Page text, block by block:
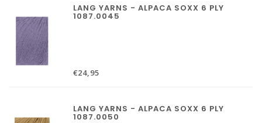
LANG YARNS - ALPACA SOXX 6 PLY
1087.0045
€24,95
LANG YARNS - ALPACA SOXX 6 PLY
1087.0050